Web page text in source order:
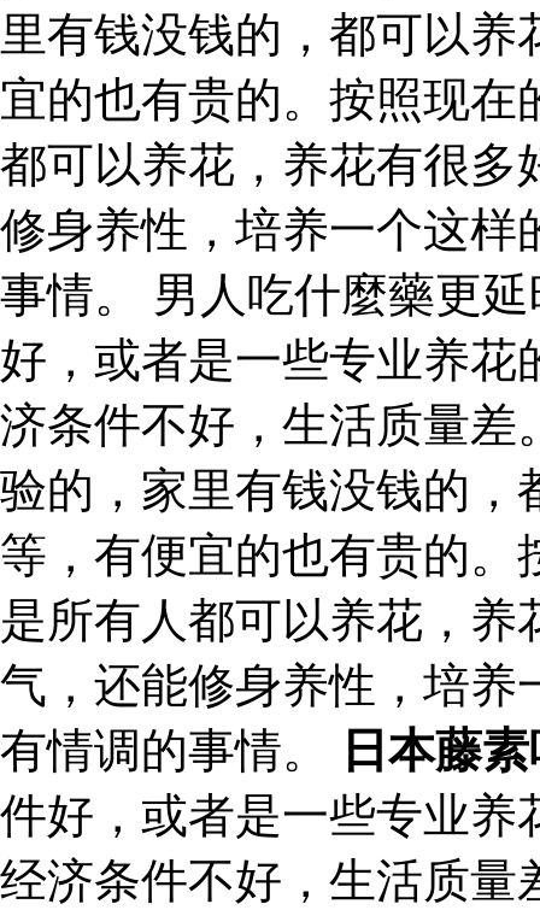
里有钱没钱的，都可以
宜的也有贵的。按照现
都可以养花，养花有很多
修身养性，培养一个这样
事情。 男人吃什麼藥更
好，或者是一些专业养花
济条件不好，生活质量差
验的，家里有钱没钱的，
等，有便宜的也有贵的。
是所有人都可以养花，
气，还能修身养性，培养
有情调的事情。
日本藤
件好，或者是一些专业养
经济条件不好，生活质量